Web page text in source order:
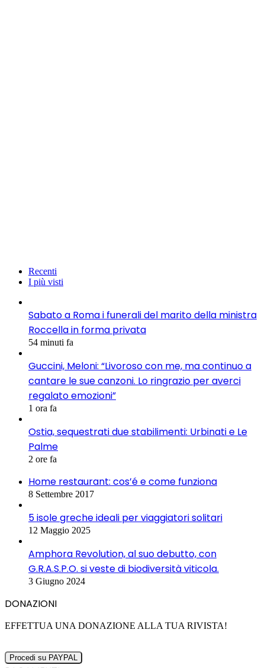
Recenti
I più visti
Sabato a Roma i funerali del marito della ministra
Roccella in forma privata
54 minuti fa
Guccini, Meloni: “Livoroso con me, ma continuo a
cantare le sue canzoni. Lo ringrazio per averci
regalato emozioni”
1 ora fa
Ostia, sequestrati due stabilimenti: Urbinati e Le
Palme
2 ore fa
Home restaurant: cos’é e come funziona
8 Settembre 2017
5 isole greche ideali per viaggiatori solitari
12 Maggio 2025
Amphora Revolution, al suo debutto, con
G.R.A.S.P.O. si veste di biodiversità viticola.
3 Giugno 2024
DONAZIONI
EFFETTUA UNA DONAZIONE ALLA TUA RIVISTA!